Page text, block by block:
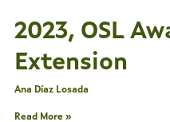
2023, OSL
Extension
Ana Díaz Losada
Read More »